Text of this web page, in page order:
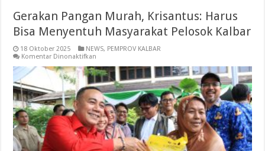
Gerakan Pangan Murah, Krisantus: Harus
Bisa Menyentuh Masyarakat Pelosok Kalbar
18 Oktober 2025 NEWS, PEMPROV KALBAR
Komentar Dinonaktifkan
Pangan
Murah,
Krisantus:
Harus
Bisa
Menyentuh
Masyarakat
Pelosok
Kalbar